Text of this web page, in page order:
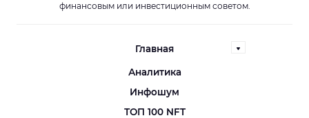
финансовым или инвестиционным советом.
Главная
Аналитика
Инфошум
ТОП 100 NFT